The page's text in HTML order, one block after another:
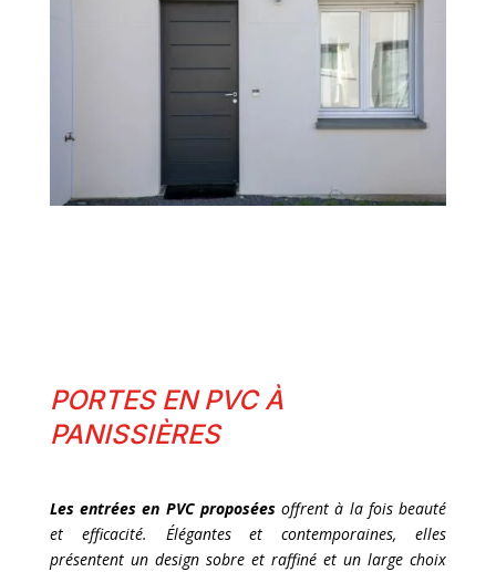
PORTES EN PVC À
PANISSIÈRES
Les entrées en PVC proposéesoffrent à la fois beauté
et efficacité. Élégantes et contemporaines, elles
présentent un design sobre et raffiné et un large choix